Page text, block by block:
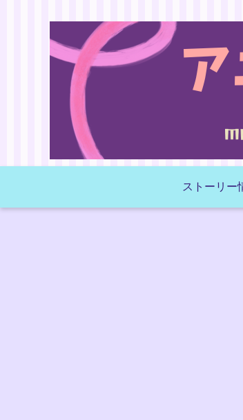
ストーリー